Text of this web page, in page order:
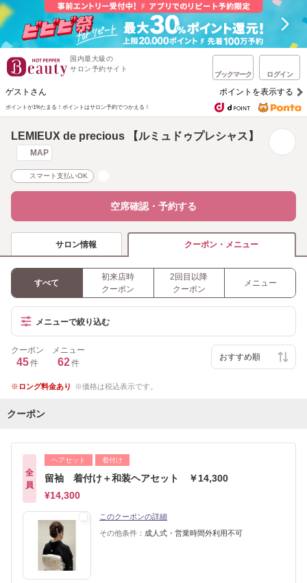
国内最大級の
サロン予約サイト
ブックマーク ログイン
ゲストさん ポイントを表示する
ポイントが1%たまる！ ポイントはサロン予約でつかえる！
LEMIEUX de precious 【ルミュドゥプレシャス】
MAP
スマート支払いOK
空席確認・予約する
サロン情報 クーポン・メニュー
すべて
初来店時
クーポン
2回目以降
クーポン
メニュー
メニューで絞り込む
クーポン
45件
メニュー
62件
ロング料金あり 価格は税込表示です。
クーポン
全
員
ヘアセット 着付け
留袖 着付け＋和装ヘアセット ￥14,300
¥14,300
このクーポンの詳細
その他条件： 成人式・営業時間外利用不可